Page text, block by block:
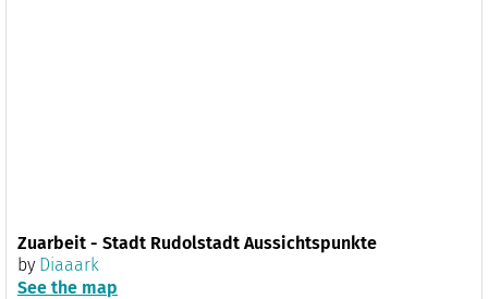
Zuarbeit - Stadt Rudolstadt Aussichtspunkte
by Diaaark
See the map